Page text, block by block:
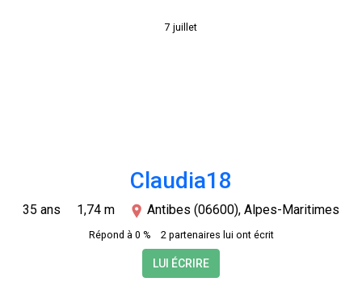
7 juillet
Claudia18
35 ans 1,74 m Antibes (06600), Alpes-Maritimes
Répond à 0 % 2 partenaires lui ont écrit
LUI ÉCRIRE